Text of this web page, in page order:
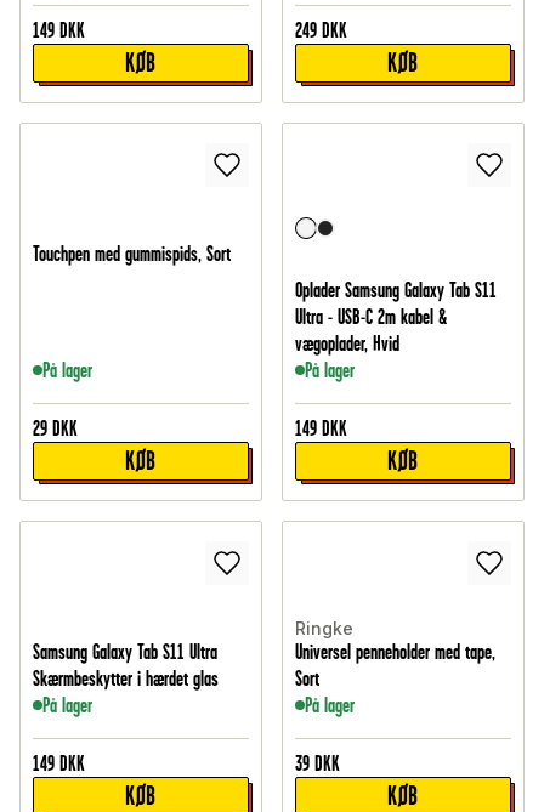
149 DKK
KØB
249 DKK
KØB
Touchpen med gummispids, Sort
På lager
29 DKK
KØB
Oplader Samsung Galaxy Tab S11
Ultra - USB-C 2m kabel &
vægoplader, Hvid
På lager
149 DKK
KØB
Samsung Galaxy Tab S11 Ultra
Skærmbeskytter i hærdet glas
På lager
149 DKK
KØB
Ringke
Universel penneholder med tape,
Sort
På lager
39 DKK
KØB